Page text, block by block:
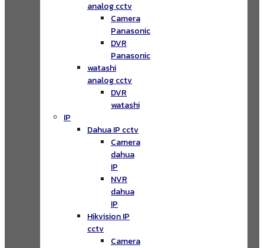
analog cctv
Camera
Panasonic
DVR
Panasonic
watashi
analog cctv
DVR
watashi
IP
Dahua IP cctv
Camera
dahua
IP
NVR
dahua
IP
Hikvision IP
cctv
Camera